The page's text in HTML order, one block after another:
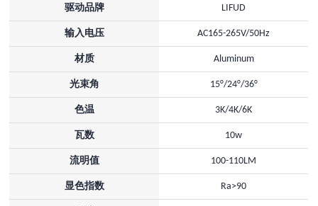
驱动品牌 LIFUD
输入电压 AC165-265V/50Hz
材质 Aluminum
光束角 15°/24°/36°
色温 3K/4K/6K
瓦数 10w
流明值 100-110LM
显色指数 Ra>90